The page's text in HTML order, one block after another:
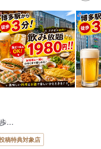
…
稿特典対象店